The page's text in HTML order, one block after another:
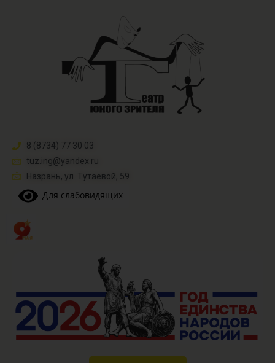
8 (8734) 77 30 03
tuz.ing@yandex.ru​
Назрань, ул. Тутаевой, 59
Для слабовидящих